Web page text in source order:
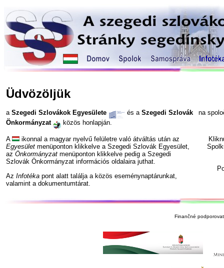
Üdvözöljük
a Szegedi Szlovákok Egyesülete és a Szegedi Szlovák
Önkormányzat
közös honlapján.
A
ikonnal a magyar nyelvű felületre való átváltás után az
Egyesület menüponton klikkelve a Szegedi Szlovák Egyesület,
az Önkormányzat menüponton klikkelve pedig a Szegedi
Szlovák Önkormányzat információs oldalaira juthat.
Az Infotéka pont alatt találja a közös eseménynaptárunkat,
valamint a dokumentumtárat.
na
Finančné